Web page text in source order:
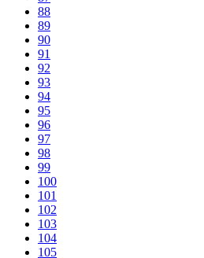
88
89
90
91
92
93
94
95
96
97
98
99
100
101
102
103
104
105